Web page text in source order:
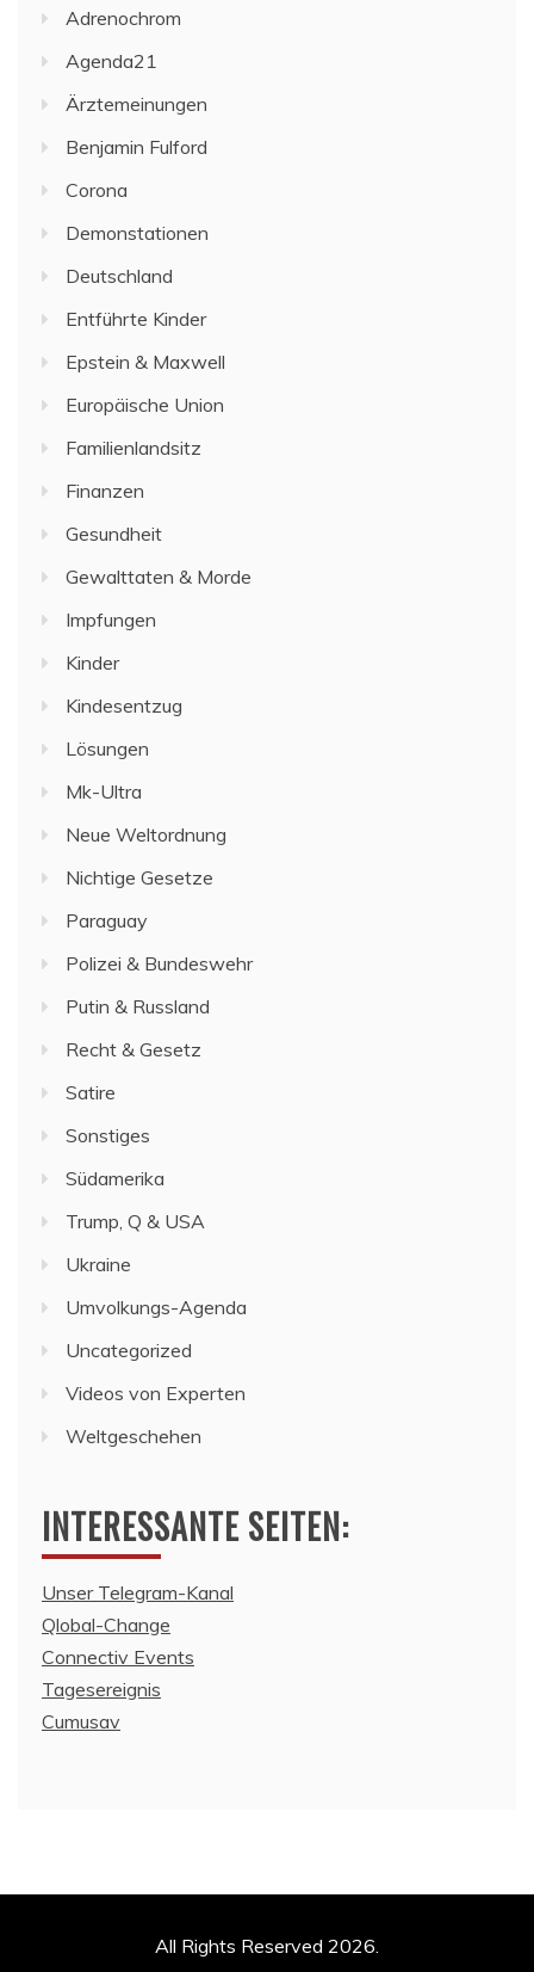
Adrenochrom
Agenda21
Ärztemeinungen
Benjamin Fulford
Corona
Demonstationen
Deutschland
Entführte Kinder
Epstein & Maxwell
Europäische Union
Familienlandsitz
Finanzen
Gesundheit
Gewalttaten & Morde
Impfungen
Kinder
Kindesentzug
Lösungen
Mk-Ultra
Neue Weltordnung
Nichtige Gesetze
Paraguay
Polizei & Bundeswehr
Putin & Russland
Recht & Gesetz
Satire
Sonstiges
Südamerika
Trump, Q & USA
Ukraine
Umvolkungs-Agenda
Uncategorized
Videos von Experten
Weltgeschehen
INTERESSANTE SEITEN:
Unser Telegram-Kanal
Qlobal-Change
Connectiv Events
Tagesereignis
Cumusav
All Rights Reserved 2026.